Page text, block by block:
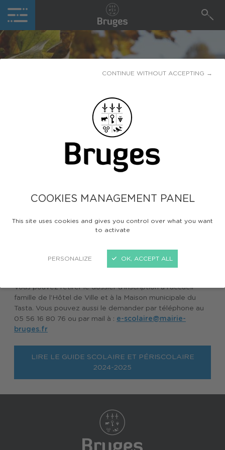
COOKIES MANAGEMENT PANEL
This site uses cookies and gives you control over what you want
to activate
PERSONALIZE
CONTINUE WITHOUT ACCEPTING →
OK, ACCEPT ALL
RENTRÉE SCOLAIRE
jusqu'au 29 mars.
ouvertes dès lundi 19 février. Elles concernent les enfants
qui rentrent à l’école maternelle (nés en 2021).
Vous pouvez retirer le dossier d’inscription à l’accueil
famille de l’Hôtel de Ville et à la Maison municipale du
Tasta. Vous pouvez aussi le demander par téléphone au
05 56 16 80 76 ou par mail à : e-scolaire@mairie-
bruges.fr
LIRE LE GUIDE SCOLAIRE ET PÉRISCOLAIRE
2024-2025